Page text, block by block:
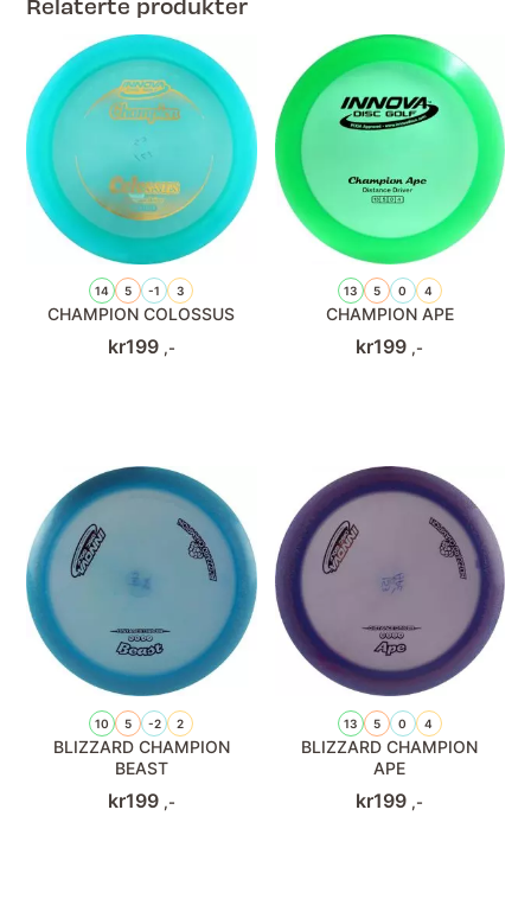
Relaterte produkter
14 5 -1 3
CHAMPION COLOSSUS
kr199 ,-
13 5 0 4
CHAMPION APE
kr199 ,-
10 5 -2 2
BLIZZARD CHAMPION
BEAST
kr199 ,-
13 5 0 4
BLIZZARD CHAMPION
APE
kr199 ,-